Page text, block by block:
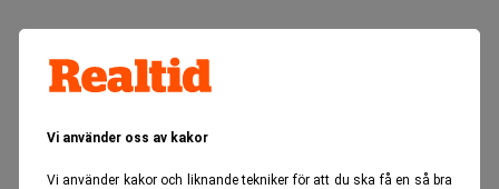
Vi använder oss av kakor
Vi använder kakor och liknande tekniker för att du ska få en så bra